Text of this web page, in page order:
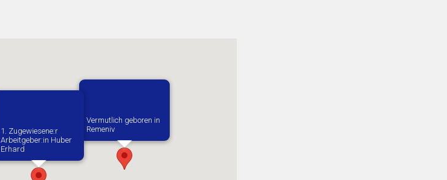
Vermutlich geboren in
Remeniv
1. Zugewiesene:r
Arbeitgeber:in​ Huber
Erhard